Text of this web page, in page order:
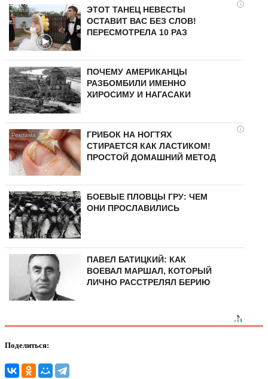
i
ЭТОТ ТАНЕЦ НЕВЕСТЫ
ОСТАВИТ ВАС БЕЗ СЛОВ!
ПЕРЕСМОТРЕЛА 10 РАЗ
ПОЧЕМУ АМЕРИКАНЦЫ
РАЗБОМБИЛИ ИМЕННО
ХИРОСИМУ И НАГАСАКИ
i
ГРИБОК НА НОГТЯХ
СТИРАЕТСЯ КАК ЛАСТИКОМ!
ПРОСТОЙ ДОМАШНИЙ МЕТОД
БОЕВЫЕ ПЛОВЦЫ ГРУ: ЧЕМ
ОНИ ПРОСЛАВИЛИСЬ
ПАВЕЛ БАТИЦКИЙ: КАК
ВОЕВАЛ МАРШАЛ, КОТОРЫЙ
ЛИЧНО РАССТРЕЛЯЛ БЕРИЮ
Поделиться: